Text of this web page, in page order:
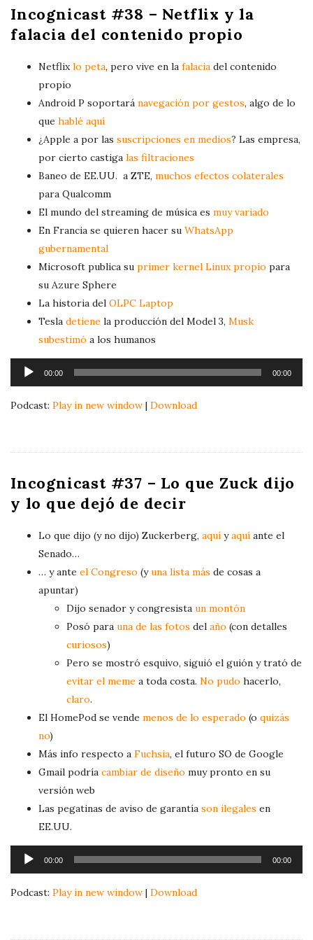
l
y
Incognicast #38 – Netflix y la
falacia del contenido propio
Netflixlo peta, pero vive en la falacia del contenido
propio
Android P soportará navegación por gestos, algo de lo
que hablé aquí
¿Apple a por las suscripciones en medios? Las empresa,
por cierto castiga las filtraciones
Baneo de EE.UU. a ZTE, muchos efectos colaterales
para Qualcomm
El mundo del streaming de música es muy variado
En Francia se quieren hacer su WhatsApp
gubernamental
Microsoft publica su primer kernel Linux propio para
su Azure Sphere
La historia del OLPC Laptop
Tesla detiene la producción del Model 3, Musk
subestimó a los humanos
u
d
l
y
00:00 00:00
Podcast: Play in new window | Download
Incognicast #37 – Lo que Zuck dijo
y lo que dejó de decir
Lo que dijo (y no dijo) Zuckerberg, aquí yaquí ante el
Senado…
… y ante el Congreso (yuna lista más de cosas a
apuntar)
Dijo senador y congresista un montón
Posó para una de las fotos del año (con detalles
curiosos)
Pero se mostró esquivo, siguió el guión y trató de
evitar el meme a toda costa. No pudo hacerlo,
claro.
El HomePod se vende menos de lo esperado (o quizás
no)
Más info respecto a Fuchsia, el futuro SO de Google
Gmail podría cambiar de diseño muy pronto en su
versión web
Las pegatinas de aviso de garantía son ilegales en
EE.UU.
u
d
00:00 00:00
Podcast: Play in new window | Download